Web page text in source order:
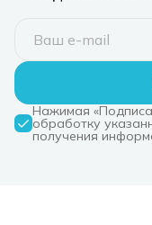
Нажимая
обработку
получения